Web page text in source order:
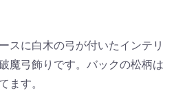
スに白木の弓が付いたインテリ
魔弓飾りです。バックの松柄は
ます。